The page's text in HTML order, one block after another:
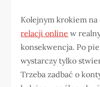
Kolejnym krokiem
relacji online w
konsekwencja. Po
wystarczy tylko
Trzeba zadbać o